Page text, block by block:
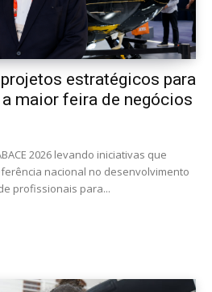
estratégicos para
maior feira de negócios
2026 levando iniciativas que
nacional no desenvolvimento
profissionais para...